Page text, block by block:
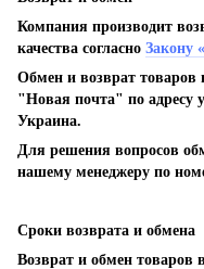
Компания производит
качества согласно Закону
Обмен и возврат товаров
"Новая почта" по адресу
Украина.
Для решения вопросов
нашему менеджеру по
Сроки возврата и обмена
Возврат и обмен товаров